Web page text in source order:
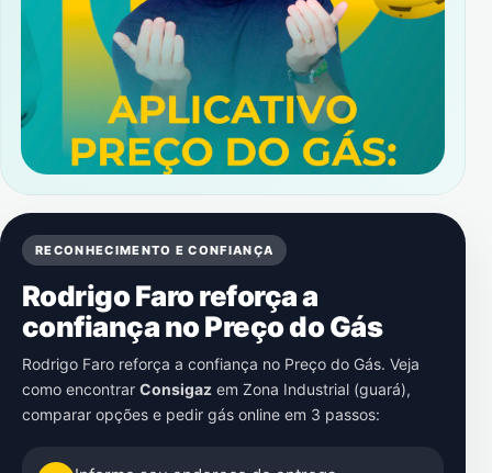
RECONHECIMENTO E CONFIANÇA
Rodrigo Faro reforça a
confiança no Preço do Gás
Rodrigo Faro reforça a confiança no Preço do Gás. Veja
como encontrar Consigaz em Zona Industrial (guará),
comparar opções e pedir gás online em 3 passos: